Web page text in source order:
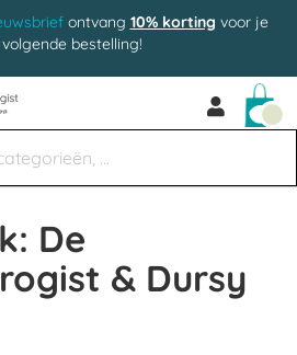
ontvang 10% korting voor je
bestelling!
De
& Dursy